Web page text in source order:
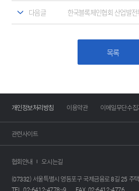
다음글
목록
개인정보처리방침 이용약관 이메일무단수
관련사이트
협회안내
오시는길
(07332) 서울특별시 영등포구 국제금융로 8길 25 주